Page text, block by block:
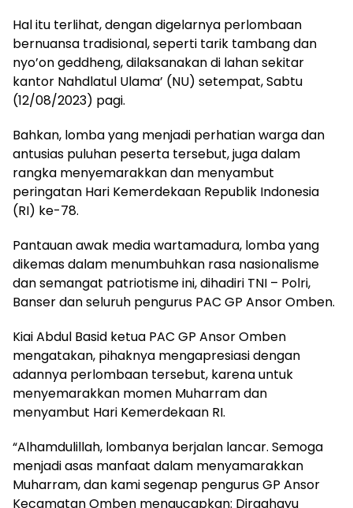
Hal itu terlihat, dengan digelarnya perlombaan
bernuansa tradisional, seperti tarik tambang dan
nyo’on geddheng, dilaksanakan di lahan sekitar
kantor Nahdlatul Ulama’ (NU) setempat, Sabtu
(12/08/2023) pagi.
Bahkan, lomba yang menjadi perhatian warga dan
antusias puluhan peserta tersebut, juga dalam
rangka menyemarakkan dan menyambut
peringatan Hari Kemerdekaan Republik Indonesia
(RI) ke-78.
Pantauan awak media wartamadura, lomba yang
dikemas dalam menumbuhkan rasa nasionalisme
dan semangat patriotisme ini, dihadiri TNI – Polri,
Banser dan seluruh pengurus PAC GP Ansor Omben.
Kiai Abdul Basid ketua PAC GP Ansor Omben
mengatakan, pihaknya mengapresiasi dengan
adannya perlombaan tersebut, karena untuk
menyemarakkan momen Muharram dan
menyambut Hari Kemerdekaan RI.
“Alhamdulillah, lombanya berjalan lancar. Semoga
menjadi asas manfaat dalam menyamarakkan
Muharram, dan kami segenap pengurus GP Ansor
Kecamatan Omben mengucapkan: Dirgahayu